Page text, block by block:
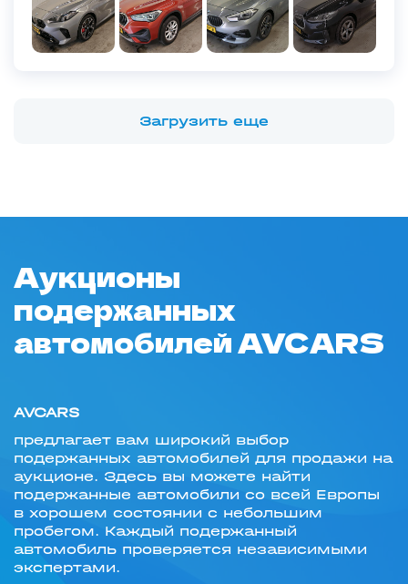
Загрузить еще
Аукционы
подержанных
автомобилей AVCARS
AVCARS
предлагает вам широкий выбор
подержанных автомобилей для продажи на
аукционе. Здесь вы можете найти
подержанные автомобили со всей Европы
в хорошем состоянии с небольшим
пробегом. Каждый подержанный
автомобиль проверяется независимыми
экспертами.